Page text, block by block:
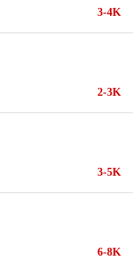
3-4K
2-3K
3-5K
6-8K